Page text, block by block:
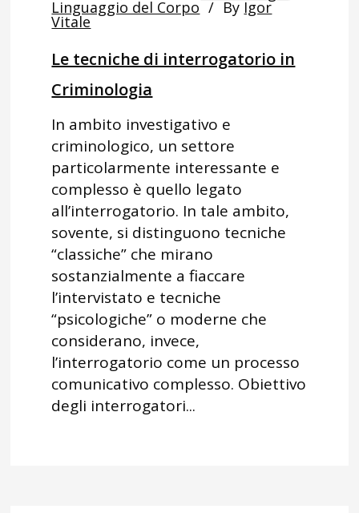
Linguaggio del Corpo By Igor
Vitale
Le tecniche di interrogatorio in
Criminologia
In ambito investigativo e
criminologico, un settore
particolarmente interessante e
complesso è quello legato
all’interrogatorio. In tale ambito,
sovente, si distinguono tecniche
“classiche” che mirano
sostanzialmente a fiaccare
l’intervistato e tecniche
“psicologiche” o moderne che
considerano, invece,
l’interrogatorio come un processo
comunicativo complesso. Obiettivo
degli interrogatori...